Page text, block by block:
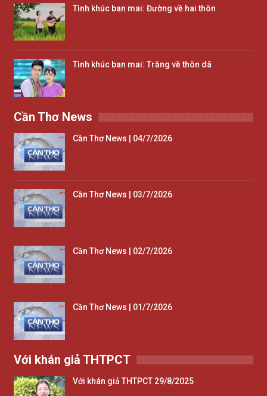
Tình khúc ban mai: Đường về hai thôn
Tình khúc ban mai: Trăng về thôn dã
Cần Thơ News
Cần Thơ News | 04/7/2026
Cần Thơ News | 03/7/2026
Cần Thơ News | 02/7/2026
Cần Thơ News | 01/7/2026
Với khán giả THTPCT
Với khán giả THTPCT 29/8/2025